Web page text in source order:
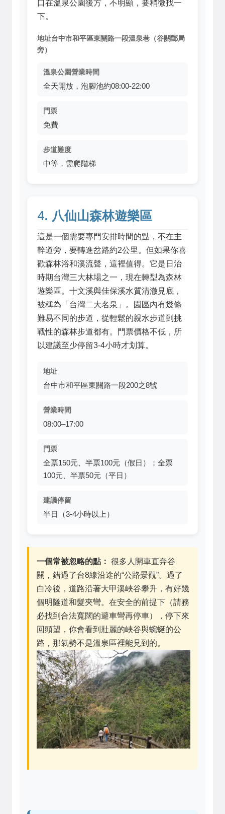
口在溫泉公園後方，不明顯，要稍微找一
下。
地址台中市和平區東關路一段溫泉巷（谷關郵局
旁）
溫泉公園營業時間
全天開放，泡腳池約08:00-22:00
門票
免費
步道難度
中等，需爬階梯
4. 八仙山森林遊樂區
這是一個需要專門安排時間的點，不在主
幹道旁，要轉進岔路約2公里。但如果你喜
歡森林浴和溪流聲，這裡值得。它是日治
時期台灣三大林場之一，現在轉型為森林
遊樂區。十文溪與佳保溪水質清澈見底，
被稱為「台灣二大名泉」。園區內有幾條
難易不同的步道，從輕鬆的親水步道到挑
戰性的森林步道都有。門票價格不低，所
以建議至少停留3-4小時才划算。
地址
台中市和平區東關路一段200之8號
營業時間
08:00–17:00
門票
全票150元、半票100元（假日）；全票
100元、半票50元（平日）
建議停留
半日（3-4小時以上）
一個常被忽略的點： 很多人開車直奔谷
關，錯過了台8線沿途的“公路景觀”。過了
白冷後，道路沿著大甲溪峽谷攀升，有好幾
個明隧道和髮夾彎。在安全的前提下（請務
必找到合法寬闊的避車彎再停車），停下來
回頭望，你會看到壯麗的峽谷與蜿蜒的公
路，那氣勢不是溫泉區裡能見到的。